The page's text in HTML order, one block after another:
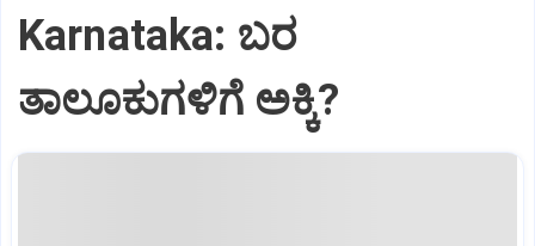
Karnataka: ಬರ
ತಾಲೂಕುಗಳಿಗೆ ಅಕ್ಕಿ?